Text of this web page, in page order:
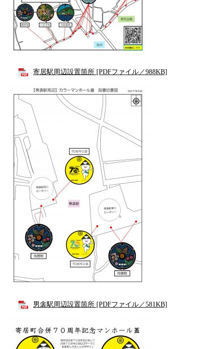
寄居駅周辺設置箇所 [PDFファイル／988KB]
男衾駅周辺設置箇所 [PDFファイル／581KB]